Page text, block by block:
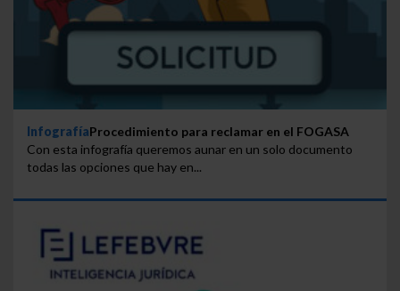
InfografíaProcedimiento para reclamar en el FOGASA
Con esta infografía queremos aunar en un solo documento
todas las opciones que hay en...